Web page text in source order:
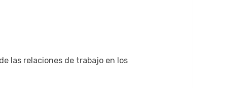
las relaciones de trabajo en los